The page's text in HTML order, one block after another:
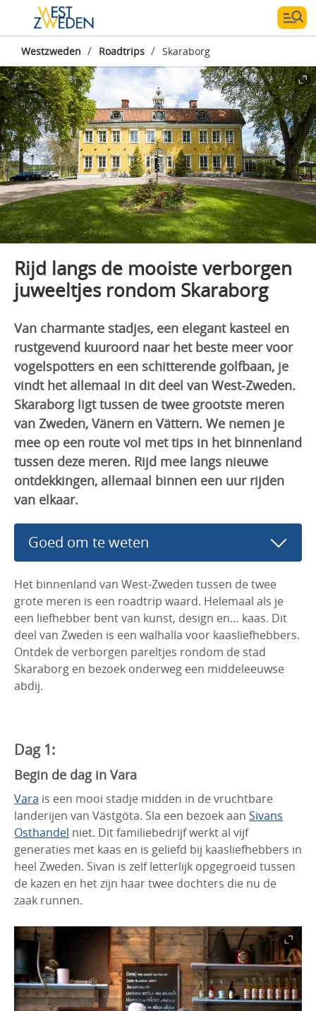
Westzweden / Roadtrips / Skaraborg
Rijd langs de mooiste verborgen
juweeltjes rondom Skaraborg
Van charmante stadjes, een elegant kasteel en
rustgevend kuuroord naar het beste meer voor
vogelspotters en een schitterende golfbaan, je
vindt het allemaal in dit deel van West-Zweden.
Skaraborg ligt tussen de twee grootste meren
van Zweden, Vänern en Vättern. We nemen je
mee op een route vol met tips in het binnenland
tussen deze meren. Rijd mee langs nieuwe
ontdekkingen, allemaal binnen een uur rijden
van elkaar.
Goed om te weten
Het binnenland van West-Zweden tussen de twee
grote meren is een roadtrip waard. Helemaal als je
een liefhebber bent van kunst, design en… kaas. Dit
deel van Zweden is een walhalla voor kaasliefhebbers.
Ontdek de verborgen pareltjes rondom de stad
Skaraborg en bezoek onderweg een middeleeuwse
abdij.
Dag 1:
Begin de dag in Vara
Vara is een mooi stadje midden in de vruchtbare
landerijen van Västgöta. Sla een bezoek aan Sivans
Osthandel niet. Dit familiebedrijf werkt al vijf
generaties met kaas en is geliefd bij kaasliefhebbers in
heel Zweden. Sivan is zelf letterlijk opgegroeid tussen
de kazen en het zijn haar twee dochters die nu de
zaak runnen.